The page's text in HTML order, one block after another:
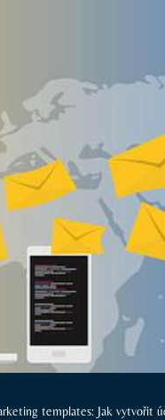
templates: Jak vytvořit